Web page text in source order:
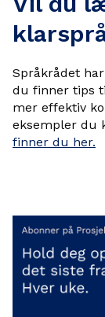
Språkrådet
du finner tips
mer effektiv
eksempler du
finner du her.